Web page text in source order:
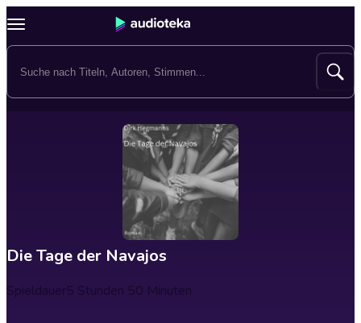
Die Tage der Navajos
Spieldauer5 Stunden 50 Minuten